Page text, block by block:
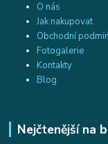
O nás
Jak nakupovat
Obchodní
Fotogalerie
Kontakty
Blog
Nejčtenější na